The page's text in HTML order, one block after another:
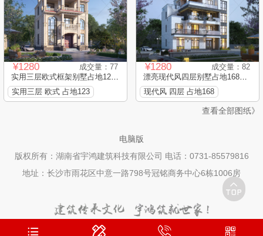
¥1280
成交量：77
实用三层欧式框架别墅占地123...
实用三层 欧式 占地123
¥1280
成交量：82
漂亮现代风四层别墅占地168平...
现代风 四层 占地168
查看全部图纸》
电脑版
版权所有：湖南省宇鸿建筑科技有限公司 电话：0731-85579816
地址：长沙市雨花区中意一路798号冠铭商务中心6栋1006房